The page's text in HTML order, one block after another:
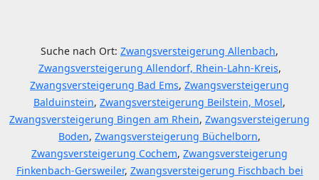
Suche nach Ort: Zwangsversteigerung Allenbach,
Zwangsversteigerung Allendorf, Rhein-Lahn-Kreis,
Zwangsversteigerung Bad Ems, Zwangsversteigerung
Balduinstein, Zwangsversteigerung Beilstein, Mosel,
Zwangsversteigerung Bingen am Rhein, Zwangsversteigerung
Boden, Zwangsversteigerung Büchelborn,
Zwangsversteigerung Cochem, Zwangsversteigerung
Finkenbach-Gersweiler, Zwangsversteigerung Fischbach bei